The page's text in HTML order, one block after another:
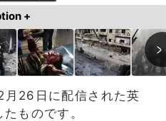
+
26日に配信された英
ものです。